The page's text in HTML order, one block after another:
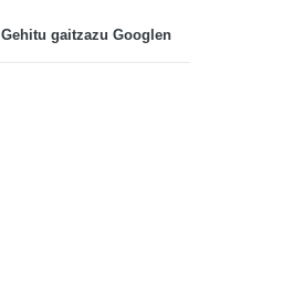
Gehitu gaitzazu Googlen